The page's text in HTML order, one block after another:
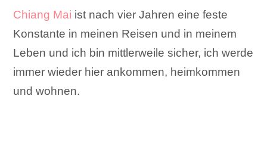
Chiang Mai ist nach vier Jahren eine feste
Konstante in meinen Reisen und in meinem
Leben und ich bin mittlerweile sicher, ich werde
immer wieder hier ankommen, heimkommen
und wohnen.